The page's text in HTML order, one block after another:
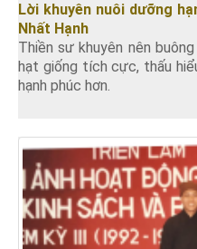
Lời khuyên nuôi dưỡng
Nhất Hạnh
Thiền sư khuyên nên
hạt giống tích cực, thấu
hạnh phúc hơn.